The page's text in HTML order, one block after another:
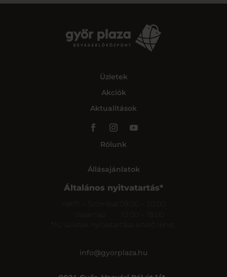
Üzletek
Akciók
Aktualitások
Rólunk
Állásajánlatok
Általános nyitvatartás*
*Az üzletek nyitvatartása eltérő lehet.
info@gyorplaza.hu